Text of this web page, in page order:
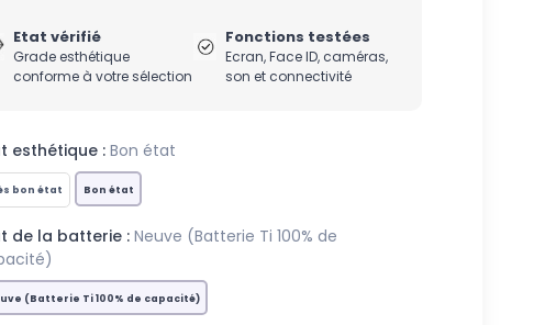
Etat vérifié
Grade esthétique
conforme à votre sélection
Fonctions testées
Ecran, Face ID, caméras,
son et connectivité
esthétique : Bon état
bon état Bon état
de la batterie : Neuve (Batterie Ti 100% de
(Batterie Ti 100% de capacité)